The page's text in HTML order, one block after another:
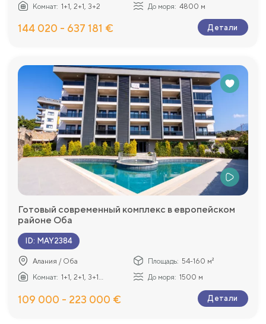
Комнат: 1+1, 2+1, 3+2 До моря: 4800 м
144 020 - 637 181 € Детали
Готовый современный комплекс в европейском
районе Оба
ID: MAY2384
Алания / Оба Площадь: 54-160 м²
Комнат: 1+1, 2+1, 3+1... До моря: 1500 м
109 000 - 223 000 € Детали